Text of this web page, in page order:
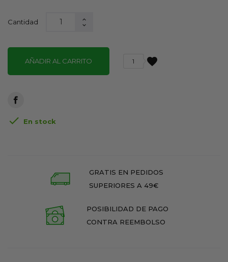
Cantidad
AÑADIR AL CARRITO favorite
1
 En stock
GRATIS EN PEDIDOS
SUPERIORES A 49€
POSIBILIDAD DE PAGO
CONTRA REEMBOLSO